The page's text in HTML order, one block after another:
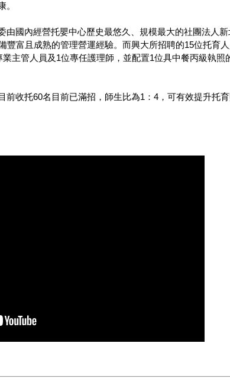
。
由國內經營托嬰中心歷史最悠久、規模最大的社團法人
豐富且成熟的管理營運經驗。而興大所招聘的15位托育
主管人員及1位專任護理師，並配置1位具中餐丙級執
前收托60名目前已滿招，師生比為1：4，可有效提升托